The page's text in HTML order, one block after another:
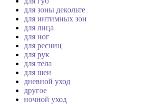
для зоны декольте
для интимных зон
для лица
для ног
для ресниц
для рук
для тела
для шеи
дневной уход
другое
ночной уход